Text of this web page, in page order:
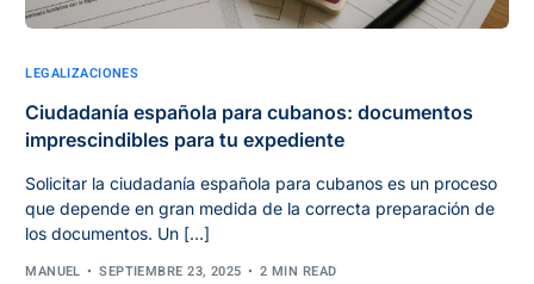
LEGALIZACIONES
Ciudadanía española para cubanos: documentos
imprescindibles para tu expediente
Solicitar la ciudadanía española para cubanos es un proceso
que depende en gran medida de la correcta preparación de
los documentos. Un […]
MANUEL
SEPTIEMBRE 23, 2025 2 MIN READ